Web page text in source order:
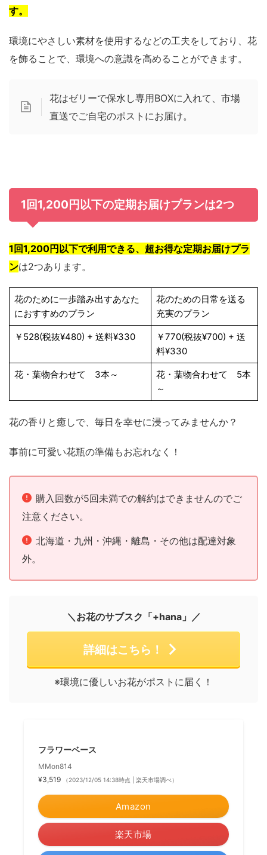
す。
環境にやさしい素材を使用するなどの工夫をしており、花
を飾ることで、環境への意識を高めることができます。
花はゼリーで保水し専用BOXに入れて、市場
直送でご自宅のポストにお届け。
1回1,200円以下の定期お届けプランは2つ
1回1,200円以下で利用できる、超お得な定期お届けプラ
ンは2つあります。
花のために一歩踏み出すあなた
におすすめのプラン
花のための日常を送る
充実のプラン
￥528(税抜¥480) + 送料¥330
￥770(税抜¥700) + 送
料¥330
花・葉物合わせて 3本～
花・葉物合わせて 5本
～
花の香りと癒しで、毎日を幸せに浸ってみませんか？
事前に可愛い花瓶の準備もお忘れなく！
購入回数が5回未満での解約はできませんのでご
注意ください。
北海道・九州・沖縄・離島・その他は配達対象
外。
＼お花のサブスク「+hana」／
詳細はこちら！
※環境に優しいお花がポストに届く！
フラワーベース
MMon814
¥3,519
（2023/12/05 14:38時点 | 楽天市場調べ）
Amazon
楽天市場